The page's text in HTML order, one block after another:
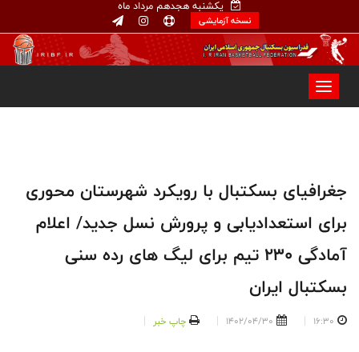
یکشنبه هجدهم مرداد ماه
نسخه آزمایشی
جغرافیای بسکتبال با رویکرد شهرستان محوری
برای استعدادیابی و پرورش نسل جدید/ اعلام
آمادگی ۲۳۰ تیم برای لیگ های رده سنی
بسکتبال ایران
16:30
1402/04/30 چاپ خبر